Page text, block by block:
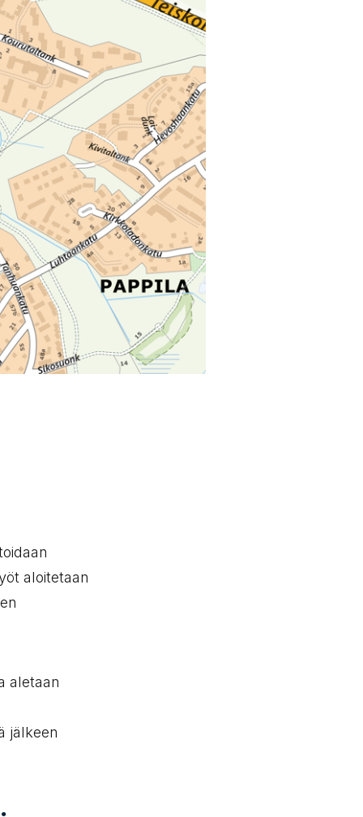
aloitetaan
aletaan
jälkeen